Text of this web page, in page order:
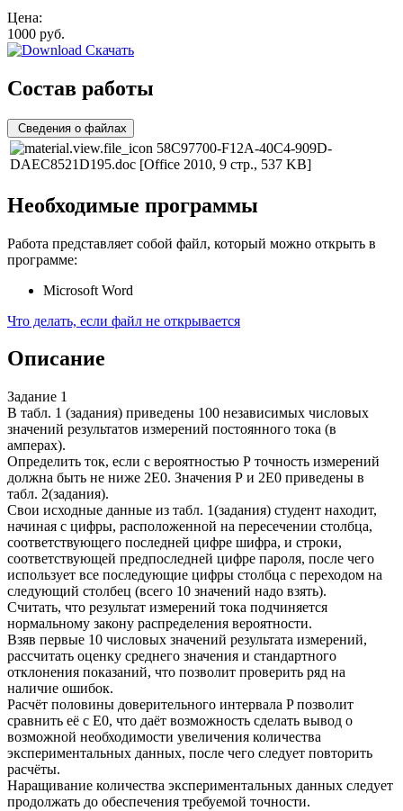
Цена:
1000 руб.
Скачать
Состав работы
Сведения о файлах
58C97700-F12A-40C4-909D-
DAEC8521D195.doc [Office 2010, 9 стр., 537 KB]
Необходимые программы
Работа представляет собой файл, который можно открыть в
программе:
Microsoft Word
Что делать, если файл не открывается
Описание
Задание 1
В табл. 1 (задания) приведены 100 независимых числовых
значений результатов измерений постоянного тока (в
амперах).
Определить ток, если с вероятностью Р точность измерений
должна быть не ниже 2E0. Значения Р и 2E0 приведены в
табл. 2(задания).
Свои исходные данные из табл. 1(задания) студент находит,
начиная с цифры, расположенной на пересечении столбца,
соответствующего последней цифре шифра, и строки,
соответствующей предпоследней цифре пароля, после чего
использует все последующие цифры столбца с переходом на
следующий столбец (всего 10 значений надо взять).
Считать, что результат измерений тока подчиняется
нормальному закону распределения вероятности.
Взяв первые 10 числовых значений результата измерений,
рассчитать оценку среднего значения и стандартного
отклонения показаний, что позволит проверить ряд на
наличие ошибок.
Расчёт половины доверительного интервала P позволит
сравнить её с E0, что даёт возможность сделать вывод о
возможной необходимости увеличения количества
экспериментальных данных, после чего следует повторить
расчёты.
Наращивание количества экспериментальных данных следует
продолжать до обеспечения требуемой точности.